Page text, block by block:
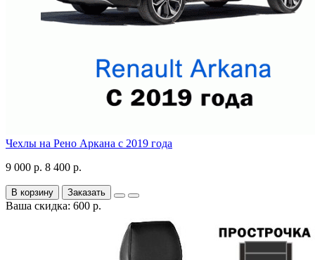
Чехлы на Рено Аркана с 2019 года
9 000 р. 8 400 р.
В корзину Заказать
Ваша скидка: 600 р.